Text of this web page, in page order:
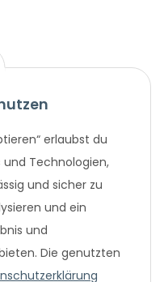
erlaubst du
und Technologien,
und sicher zu
und ein
und
Die genutzten